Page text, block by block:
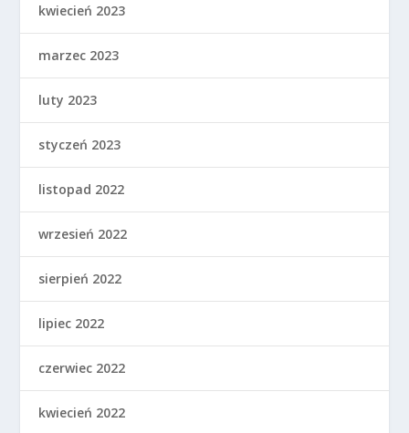
kwiecień 2023
marzec 2023
luty 2023
styczeń 2023
listopad 2022
wrzesień 2022
sierpień 2022
lipiec 2022
czerwiec 2022
kwiecień 2022